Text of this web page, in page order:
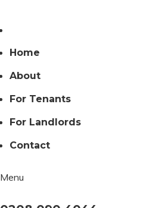
Home
About
For Tenants
For Landlords
Contact
Menu